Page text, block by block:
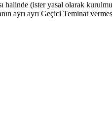
(ister yasal olarak
ayrı ayrı Geçici Teminat